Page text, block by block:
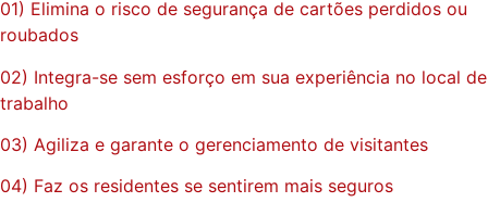
01) Elimina o risco de segurança de cartões perdidos ou
roubados
02) Integra-se sem esforço em sua experiência no local de
trabalho
03) Agiliza e garante o gerenciamento de visitantes
04) Faz os residentes se sentirem mais seguros